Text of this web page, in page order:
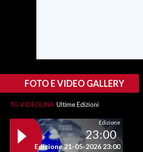
FOTO E VIDEO GALLERY
TG VIDEOLINA Ultime Edizioni
Edizione
23:00
Edizione 21-05-2026 23:00